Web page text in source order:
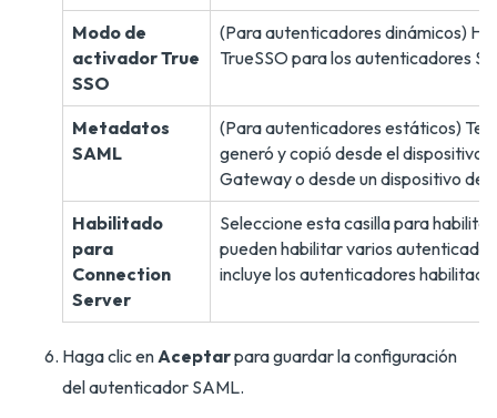
Modo de
activador True
SSO
(Para autenticadores dinámicos)
TrueSSO para los autenticadores
Metadatos
SAML
(Para autenticadores estáticos)
generó y copió desde el dispositivo
Gateway o desde un dispositivo de
Habilitado
para
Connection
Server
Seleccione esta casilla para
pueden habilitar varios
incluye los autenticadores
Haga clic enAceptarpara guardar la configuración
del autenticador SAML.